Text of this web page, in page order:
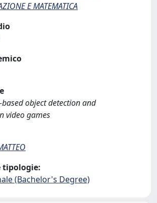
E MATEMATICA
object detection and
video games
tipologie:
(Bachelor's Degree)